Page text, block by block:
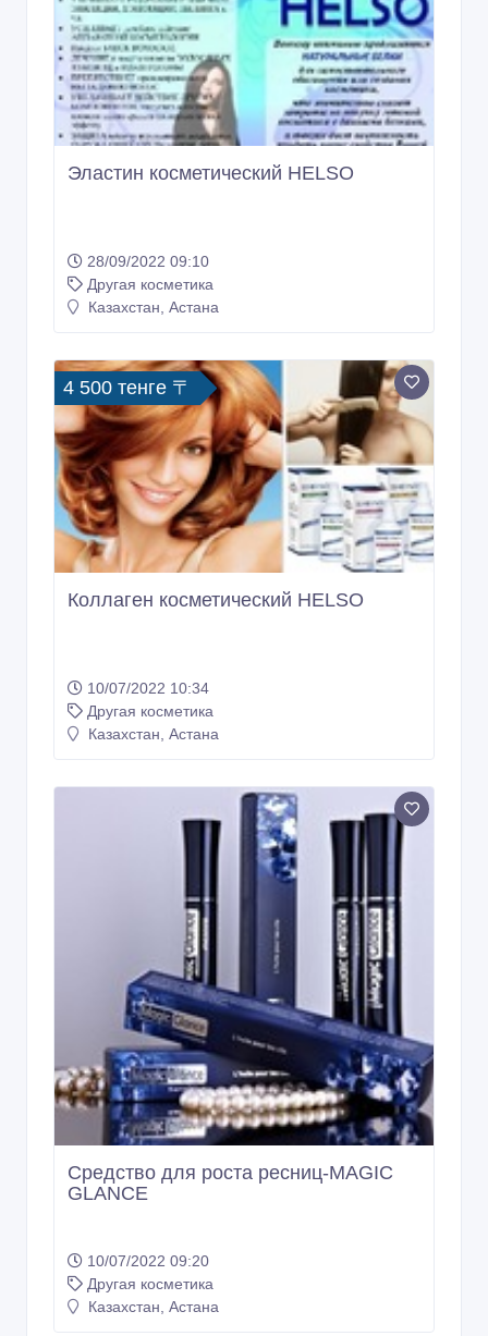
Эластин косметический HELSO
28/09/2022 09:10
Другая косметика
Казахстан, Астана
4 500 тенге 〒
Коллаген косметический HELSO
10/07/2022 10:34
Другая косметика
Казахстан, Астана
Средство для роста ресниц-MAGIC
GLANCE
10/07/2022 09:20
Другая косметика
Казахстан, Астана